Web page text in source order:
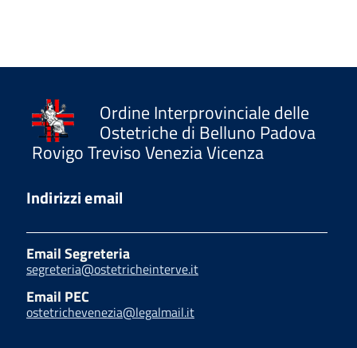
Ordine Interprovinciale delle
Ostetriche di Belluno Padova
Rovigo Treviso Venezia Vicenza
Indirizzi email
Email Segreteria
segreteria@ostetricheinterve.it
Email PEC
ostetrichevenezia@legalmail.it